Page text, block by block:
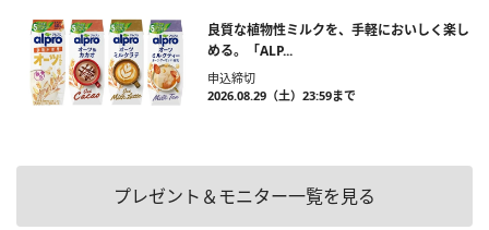
良質な植物性ミルクを、手軽においしく楽し
める。「ALP...
申込締切
2026.08.29（土）23:59まで
プレゼント＆モニター一覧を見る